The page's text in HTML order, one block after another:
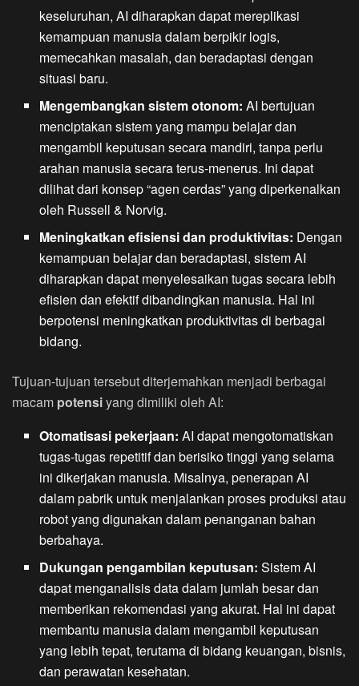
keseluruhan, AI diharapkan dapat mereplikasi
kemampuan manusia dalam berpikir logis,
memecahkan masalah, dan beradaptasi dengan
situasi baru.
Mengembangkan sistem otonom: AI bertujuan
menciptakan sistem yang mampu belajar dan
mengambil keputusan secara mandiri, tanpa perlu
arahan manusia secara terus-menerus. Ini dapat
dilihat dari konsep “agen cerdas” yang diperkenalkan
oleh Russell & Norvig.
Meningkatkan efisiensi dan produktivitas: Dengan
kemampuan belajar dan beradaptasi, sistem AI
diharapkan dapat menyelesaikan tugas secara lebih
efisien dan efektif dibandingkan manusia. Hal ini
berpotensi meningkatkan produktivitas di berbagai
bidang.
Tujuan-tujuan tersebut diterjemahkan menjadi berbagai
macam potensiyang dimiliki oleh AI:
Otomatisasi pekerjaan: AI dapat mengotomatiskan
tugas-tugas repetitif dan berisiko tinggi yang selama
ini dikerjakan manusia. Misalnya, penerapan AI
dalam pabrik untuk menjalankan proses produksi atau
robot yang digunakan dalam penanganan bahan
berbahaya.
Dukungan pengambilan keputusan: Sistem AI
dapat menganalisis data dalam jumlah besar dan
memberikan rekomendasi yang akurat. Hal ini dapat
membantu manusia dalam mengambil keputusan
yang lebih tepat, terutama di bidang keuangan, bisnis,
dan perawatan kesehatan.